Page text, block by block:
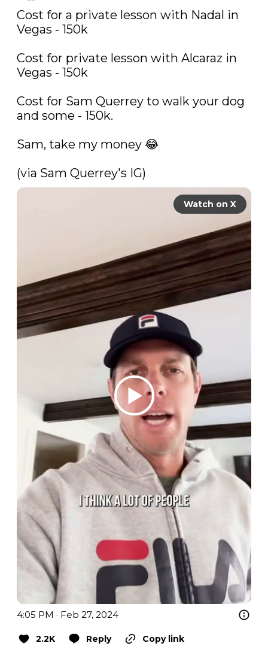
Cost for a private lesson with Nadal in
Vegas - 150k
Cost for private lesson with Alcaraz in
Vegas - 150k
Cost for Sam Querrey to walk your dog
and some - 150k.
Sam, take my money 😂
(via Sam Querrey's IG)
Watch on X
4:05 PM · Feb 27, 2024
2.2K Reply
Copy link